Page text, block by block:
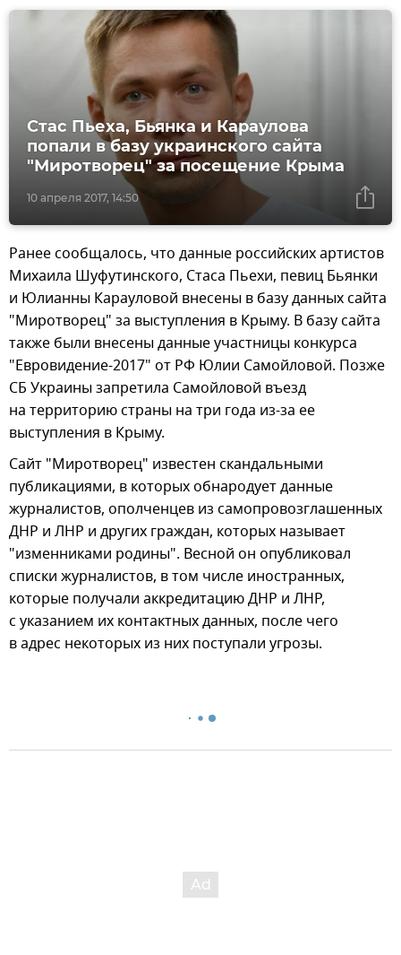
10 апреля 2017, 14:50
Стас Пьеха, Бьянка и Караулова
попали в базу украинского сайта
"Миротворец" за посещение Крыма
Ранее сообщалось, что данные российских артистов
Михаила Шуфутинского, Стаса Пьехи, певиц Бьянки
и Юлианны Карауловой внесены в базу данных сайта
"Миротворец" за выступления в Крыму. В базу сайта
также были внесены данные участницы конкурса
"Евровидение-2017" от РФ Юлии Самойловой. Позже
СБ Украины запретила Самойловой въезд
на территорию страны на три года из-за ее
выступления в Крыму.
Сайт "Миротворец" известен скандальными
публикациями, в которых обнародует данные
журналистов, ополченцев из самопровозглашенных
ДНР и ЛНР и других граждан, которых называет
"изменниками родины". Весной он опубликовал
списки журналистов, в том числе иностранных,
которые получали аккредитацию ДНР и ЛНР,
с указанием их контактных данных, после чего
в адрес некоторых из них поступали угрозы.